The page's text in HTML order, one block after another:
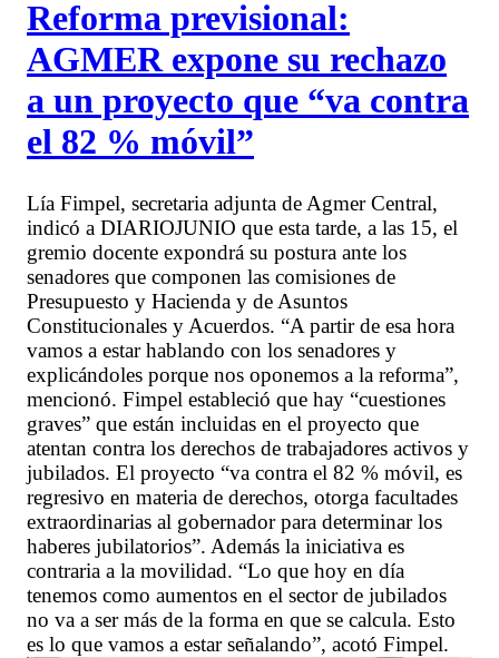
Reforma previsional:
AGMER expone su rechazo
a un proyecto que “va contra
el 82 % móvil”
Lía Fimpel, secretaria adjunta de Agmer Central,
indicó a DIARIOJUNIO que esta tarde, a las 15, el
gremio docente expondrá su postura ante los
senadores que componen las comisiones de
Presupuesto y Hacienda y de Asuntos
Constitucionales y Acuerdos. “A partir de esa hora
vamos a estar hablando con los senadores y
explicándoles porque nos oponemos a la reforma”,
mencionó. Fimpel estableció que hay “cuestiones
graves” que están incluidas en el proyecto que
atentan contra los derechos de trabajadores activos y
jubilados. El proyecto “va contra el 82 % móvil, es
regresivo en materia de derechos, otorga facultades
extraordinarias al gobernador para determinar los
haberes jubilatorios”. Además la iniciativa es
contraria a la movilidad. “Lo que hoy en día
tenemos como aumentos en el sector de jubilados
no va a ser más de la forma en que se calcula. Esto
es lo que vamos a estar señalando”, acotó Fimpel.